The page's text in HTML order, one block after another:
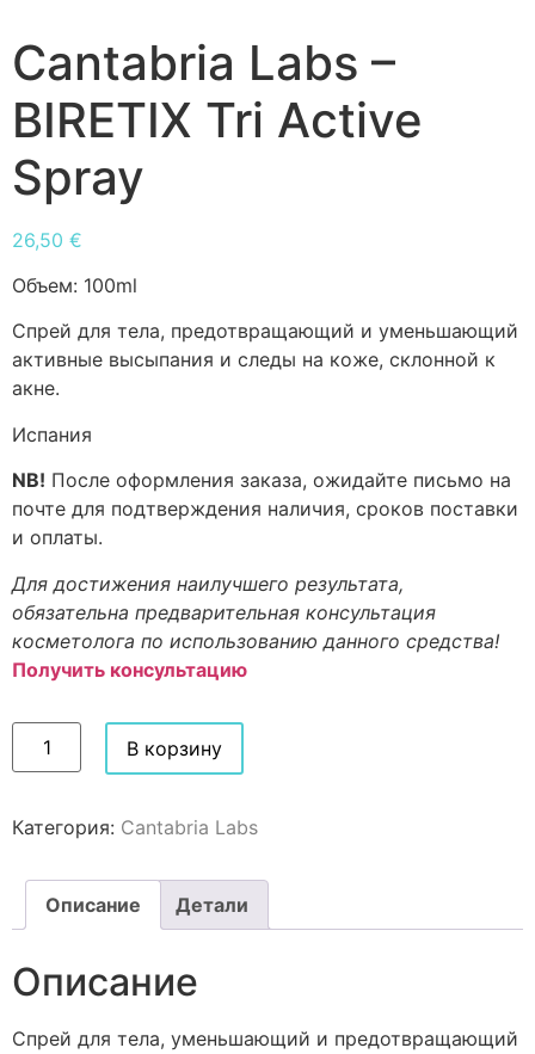
Cantabria Labs –
BIRETIX Tri Active
Spray
26,50 €
Объем: 100ml
Спрей для тела, предотвращающий и уменьшающий
активные высыпания и следы на коже, склонной к
акне.
Испания
NB! После оформления заказа, ожидайте письмо на
почте для подтверждения наличия, сроков поставки
и оплаты.
Для достижения наилучшего результата,
обязательна предварительная консультация
косметолога по использованию данного средства!
Получить консультацию
В корзину
Категория: Cantabria Labs
Описание Детали
Описание
Спрей для тела, уменьшающий и предотвращающий